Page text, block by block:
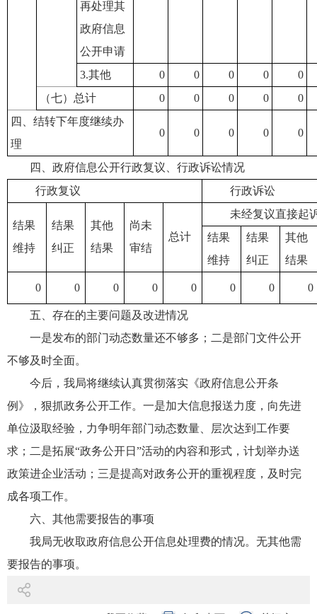
再处理其
政府信息
公开申请
3.其他 0 0 0 0
0
（七）总计
0 0 0 0
0
四、结转下年度继续办
理
0 0 0 0 0
四、政府信息公开行政复议、行政诉讼情况
行政复议
行政诉讼
结果
维持
结果
纠正
其他
结果
尚未
审结
总计
未经复议直接起
结果
维持
结果
纠正
其他
结果
0 0 0 0 0 0 0 0
五、存在的主要问题及改进情况
一是发布的部门动态数量还不够多；二是部门文件公开
不够及时全面。
今后，我局将继续认真贯彻落实《政府信息公开条
例》，狠抓政务公开工作。一是加大信息报送力度，向先进
单位汲取经验，力争明年部门动态数量、层次达到工作要
求；二是拓展“政务公开日”活动的内容和形式，计划举办送
政策进企业活动；三是提高对政务公开的重视程度，及时完
成各项工作。
六、其他需要报告的事项
我局无收取政府信息公开信息处理费的情况。无其他需
要报告的事项。